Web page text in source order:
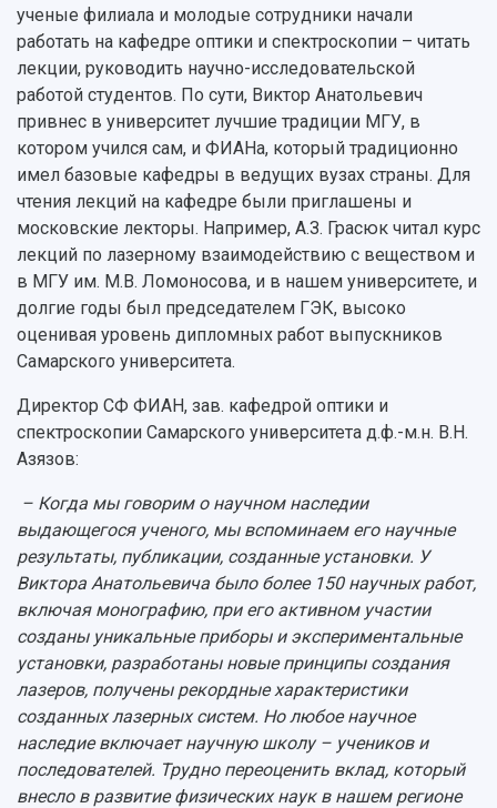
ученые филиала и молодые сотрудники начали
работать на кафедре оптики и спектроскопии – читать
лекции, руководить научно-исследовательской
работой студентов. По сути, Виктор Анатольевич
привнес в университет лучшие традиции МГУ, в
котором учился сам, и ФИАНа, который традиционно
имел базовые кафедры в ведущих вузах страны. Для
чтения лекций на кафедре были приглашены и
московские лекторы. Например, А.З. Грасюк читал курс
лекций по лазерному взаимодействию с веществом и
в МГУ им. М.В. Ломоносова, и в нашем университете, и
долгие годы был председателем ГЭК, высоко
оценивая уровень дипломных работ выпускников
Самарского университета.
Директор СФ ФИАН, зав. кафедрой оптики и
спектроскопии Самарского университета д.ф.-м.н. В.Н.
Азязов:
– Когда мы говорим о научном наследии
выдающегося ученого, мы вспоминаем его научные
результаты, публикации, созданные установки. У
Виктора Анатольевича было более 150 научных работ,
включая монографию, при его активном участии
созданы уникальные приборы и экспериментальные
установки, разработаны новые принципы создания
лазеров, получены рекордные характеристики
созданных лазерных систем. Но любое научное
наследие включает научную школу – учеников и
последователей. Трудно переоценить вклад, который
внесло в развитие физических наук в нашем регионе